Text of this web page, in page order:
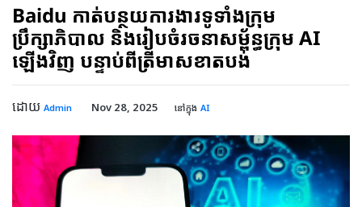
Baidu កាត់បន្ថយការងារទូទាំងក្រុម
ប្រឹក្សាភិបាល និងរៀបចំរចនាសម្ព័ន្ធក្រុម AI
ឡើងវិញ បន្ទាប់ពីត្រីមាសខាតបង់
ដោយ Admin Nov 28, 2025 នៅក្នុង AI